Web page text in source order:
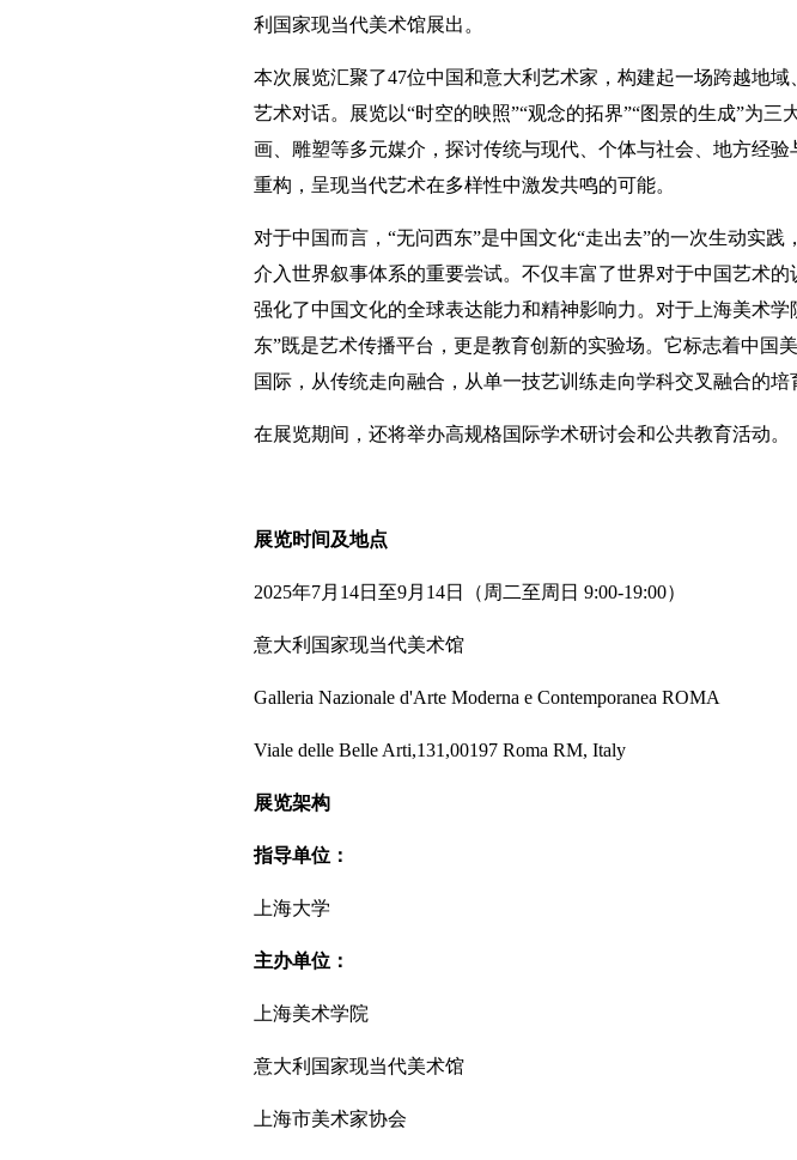
利国家现当代美术馆展出。
本次展览汇聚了47位中国和意大利艺术家，构建起一场跨越地
艺术对话。展览以“时空的映照”“观念的拓界”“图景的生成”为三
画、雕塑等多元媒介，探讨传统与现代、个体与社会、地方经验
重构，呈现当代艺术在多样性中激发共鸣的可能。
对于中国而言，“无问西东”是中国文化“走出去”的一次生动实践
介入世界叙事体系的重要尝试。不仅丰富了世界对于中国艺术的
强化了中国文化的全球表达能力和精神影响力。对于上海美术学
东”既是艺术传播平台，更是教育创新的实验场。它标志着中国
国际，从传统走向融合，从单一技艺训练走向学科交叉融合的培
在展览期间，还将举办高规格国际学术研讨会和公共教育活动。
展览时间及地点
2025年7月14日至9月14日（周二至周日 9:00-19:00）
意大利国家现当代美术馆
Galleria Nazionale d'Arte Moderna e Contemporanea ROMA
Viale delle Belle Arti,131,00197 Roma RM, Italy
展览架构
指导单位：
上海大学
主办单位：
上海美术学院
意大利国家现当代美术馆
上海市美术家协会